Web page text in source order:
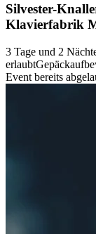
Silvester-
Klavierfabrik
3 Tage und 2
erlaubt
Event bereits